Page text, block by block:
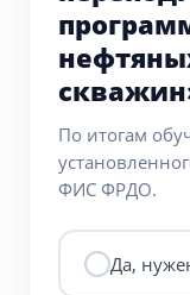
По итогам
ФИС ФРДО.
Да,